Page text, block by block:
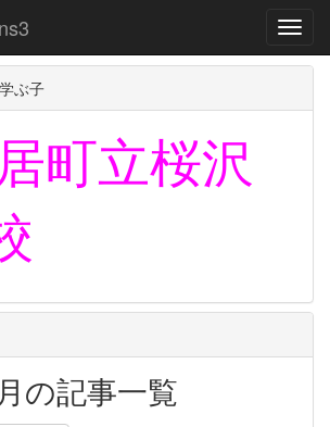
ぶ子
町立桜沢
の記事一覧